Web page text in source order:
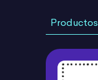
Productos